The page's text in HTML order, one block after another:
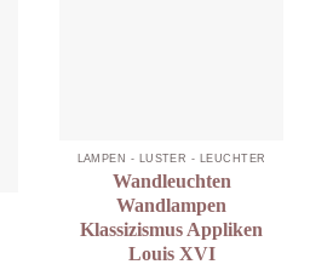
LAMPEN - LÜSTER - LEUCHTER
Wandleuchten
Wandlampen
Klassizismus Appliken
Louis XVI